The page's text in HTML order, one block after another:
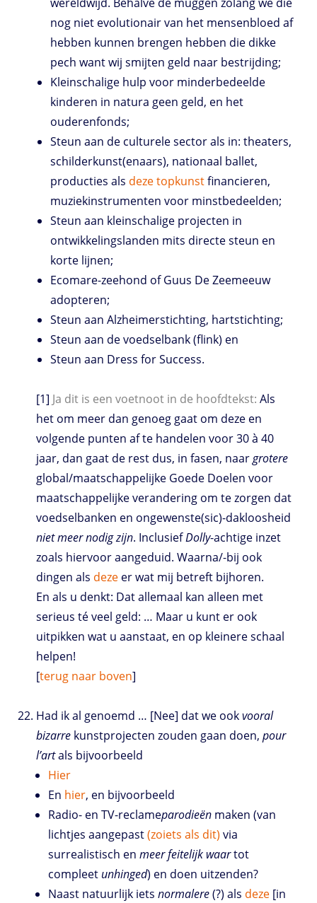
nog niet evolutionair van het mensenbloed af
hebben kunnen brengen hebben die dikke
pech want wij smijten geld naar bestrijding;
Kleinschalige hulp voor minderbedeelde
kinderen in natura geen geld, en het
ouderenfonds;
Steun aan de culturele sector als in: theaters,
schilderkunst(enaars), nationaal ballet,
producties als dezetopkunstfinancieren,
muziekinstrumenten voor minstbedeelden;
Steun aan kleinschalige projecten in
ontwikkelingslanden mits directe steun en
korte lijnen;
Ecomare-zeehond of Guus De Zeemeeuw
adopteren;
Steun aan Alzheimerstichting, hartstichting;
Steun aan de voedselbank (flink) en
Steun aan Dress for Success.
[1] Ja dit is een voetnoot in de hoofdtekst: Als
het om meer dan genoeg gaat om deze en
volgende punten af te handelen voor 30 à 40
jaar, dan gaat de rest dus, in fasen, naargrotere
global/maatschappelijke Goede Doelen voor
maatschappelijke verandering om te zorgen dat
voedselbanken en ongewenste(sic)-dakloosheid
niet meer nodig zijn. InclusiefDolly-achtige inzet
zoals hiervoor aangeduid. Waarna/-bij ook
dingen als deze er wat mij betreft bijhoren.
En als u denkt: Dat allemaal kan alleen met
serieus té veel geld: … Maar u kunt er ook
uitpikken wat u aanstaat, en op kleinere schaal
helpen!
[terug naar boven]
Had ik al genoemd … [Nee] dat we ookvooral
bizarre kunstprojecten zouden gaan doen, pour
l’artals bijvoorbeeld
Hier
En hier, en bijvoorbeeld
Radio- en TV-reclameparodieën maken (van
lichtjes aangepast(zoiets als dit) via
surrealistisch en meer feitelijk waartot
compleet unhinged) en doen uitzenden?
Naast natuurlijk iets normalere(?) als deze [in